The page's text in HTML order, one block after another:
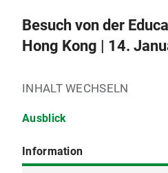
Besuch von der
Hong Kong | 14.
INHALT WECHSELN
Information
Ausblick